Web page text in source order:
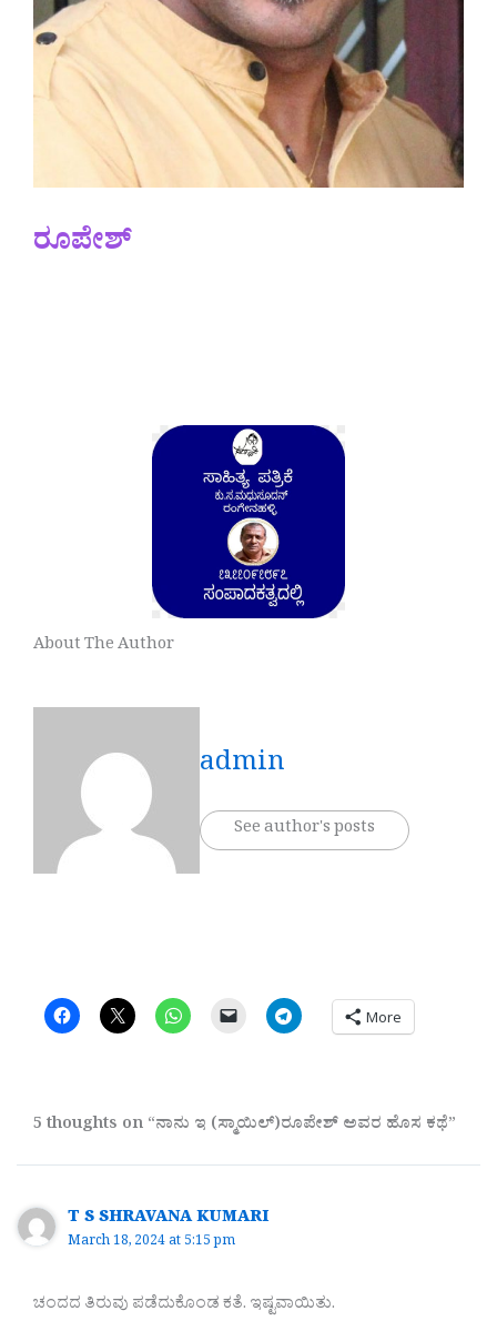
ರೂಪೇಶ್
About The Author
admin
See author's posts
More
5 thoughts on “ನಾನು ಇ (ಸ್ಮಾಯಿಲ್)ರೂಪೇಶ್ ಅವರ ಹೊಸ ಕಥೆ”
T S SHRAVANA KUMARI
March 18, 2024 at 5:15 pm
ಚಂದದ ತಿರುವು ಪಡೆದುಕೊಂಡ ಕತೆ. ಇಷ್ಟವಾಯಿತು.